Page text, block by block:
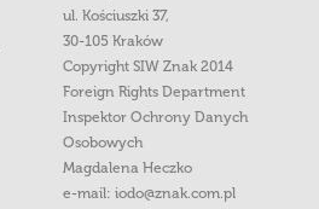
ul. Kościuszki 37,
30-105 Kraków
Copyright SIW Znak 2014
Foreign Rights Department
Inspektor Ochrony Danych
Osobowych
Magdalena Heczko
e-mail: iodo@znak.com.pl